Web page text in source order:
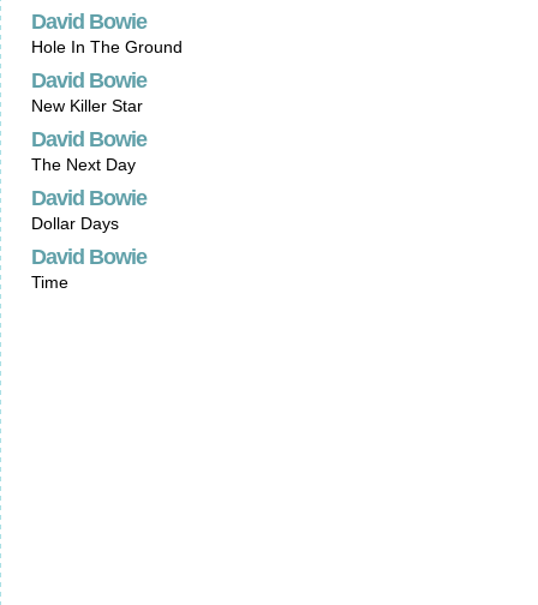
David Bowie
Hole In The Ground
David Bowie
New Killer Star
David Bowie
The Next Day
David Bowie
Dollar Days
David Bowie
Time